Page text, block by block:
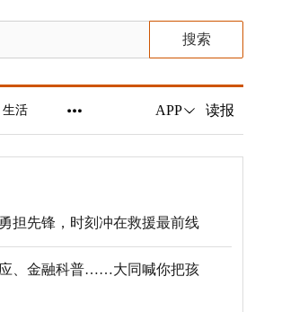
搜索
生活 APP 读报
担先锋，时刻冲在救援最前线
、金融科普……大同喊你把孩